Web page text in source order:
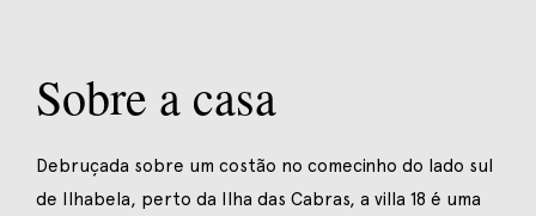
Sobre a casa
Debruçada sobre um costão no comecinho do lado sul
de Ilhabela, perto da Ilha das Cabras, a villa 18 é uma